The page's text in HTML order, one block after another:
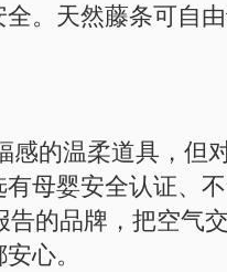
。天然藤条可自
感的温柔道具，但
母婴安全认证、
告的品牌，把空气
心。